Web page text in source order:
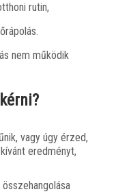
rutin,
nem működik
vagy úgy érzed,
eredményt,